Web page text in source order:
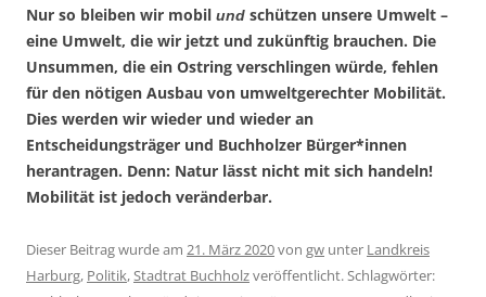
Nur so bleiben wir mobil und schützen unsere Umwelt –
eine Umwelt, die wir jetzt und zukünftig brauchen. Die
Unsummen, die ein Ostring verschlingen würde, fehlen
für den nötigen Ausbau von umweltgerechter Mobilität.
Dies werden wir wieder und wieder an
Entscheidungsträger und Buchholzer Bürger*innen
herantragen. Denn: Natur lässt nicht mit sich handeln!
Mobilität ist jedoch veränderbar.
Dieser Beitrag wurde am 21. März 2020von gw unter Landkreis
Harburg, Politik,Stadtrat Buchholzveröffentlicht. Schlagwörter: